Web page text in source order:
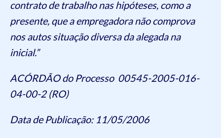
contrato de trabalho nas hipóteses, como a
presente, que a empregadora não comprova
nos autos situação diversa da alegada na
inicial.”
ACÓRDÃO do Processo 00545-2005-016-
04-00-2 (RO)
Data de Publicação: 11/05/2006